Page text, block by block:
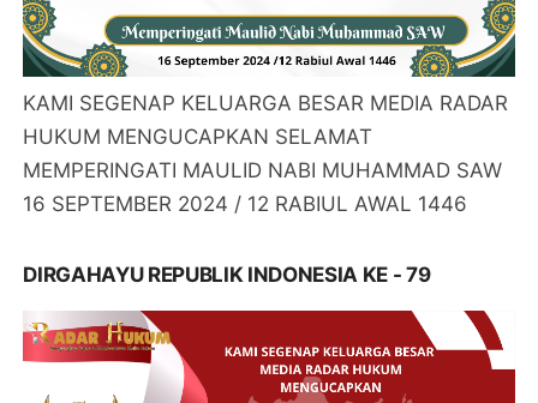
KAMI SEGENAP KELUARGA BESAR MEDIA RADAR
HUKUM MENGUCAPKAN SELAMAT
MEMPERINGATI MAULID NABI MUHAMMAD SAW
16 SEPTEMBER 2024 / 12 RABIUL AWAL 1446
DIRGAHAYU REPUBLIK INDONESIA KE - 79